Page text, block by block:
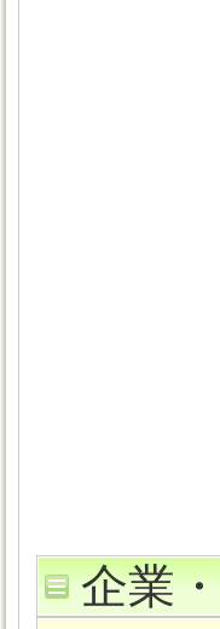
企業